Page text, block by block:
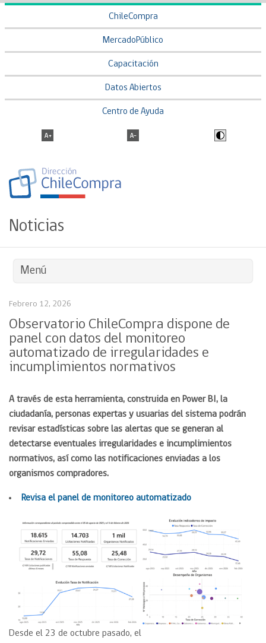
ChileCompra
MercadoPúblico
Capacitación
Datos Abiertos
Centro de Ayuda
Noticias
Menú
Febrero 12, 2026
Observatorio ChileCompra dispone de
panel con datos del monitoreo
automatizado de irregularidades e
incumplimientos normativos
A través de esta herramienta, construida en Power BI, la
ciudadanía, personas expertas y usuarias del sistema podrán
revisar estadísticas sobre las alertas que se generan al
detectarse eventuales irregularidades e incumplimientos
normativos, así como las notificaciones enviadas a los
organismos compradores.
Revisa el panel de monitoreo automatizado
Desde el 23 de octubre pasado, el